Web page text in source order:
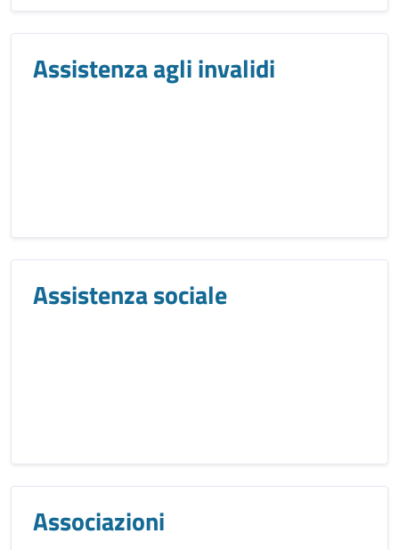
Assistenza agli invalidi
Assistenza sociale
Associazioni